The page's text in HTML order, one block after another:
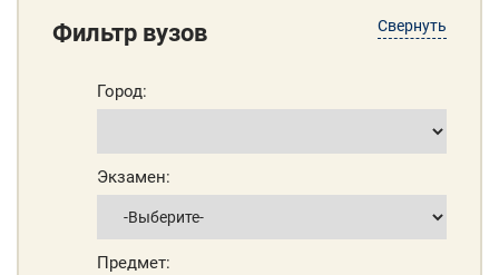
Свернуть
Фильтр вузов
Город:
Экзамен:
Предмет: